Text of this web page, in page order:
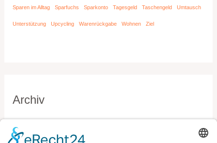
Sparen im Alltag Sparfuchs Sparkonto Tagesgeld Taschengeld Umtausch
Unterstützung Upcycling Warenrückgabe Wohnen Ziel
Archiv